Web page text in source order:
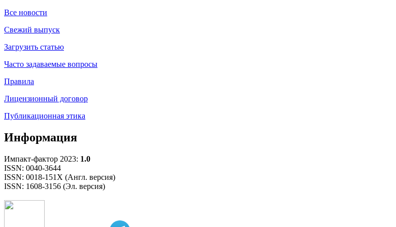
Все новости
Свежий выпуск
Загрузить статью
Часто задаваемые вопросы
Правила
Лицензионный договор
Публикационная этика
Информация
Импакт-фактор 2023: 1.0
ISSN: 0040-3644
ISSN: 0018-151X (Англ. версия)
ISSN: 1608-3156 (Эл. версия)